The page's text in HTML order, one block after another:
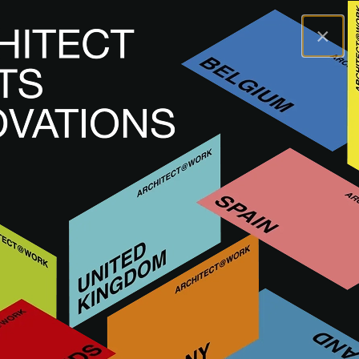
×
A@WX Navštívit
A@W LISBON
OLIVEIRA HOME
OLIVEIRA HOME